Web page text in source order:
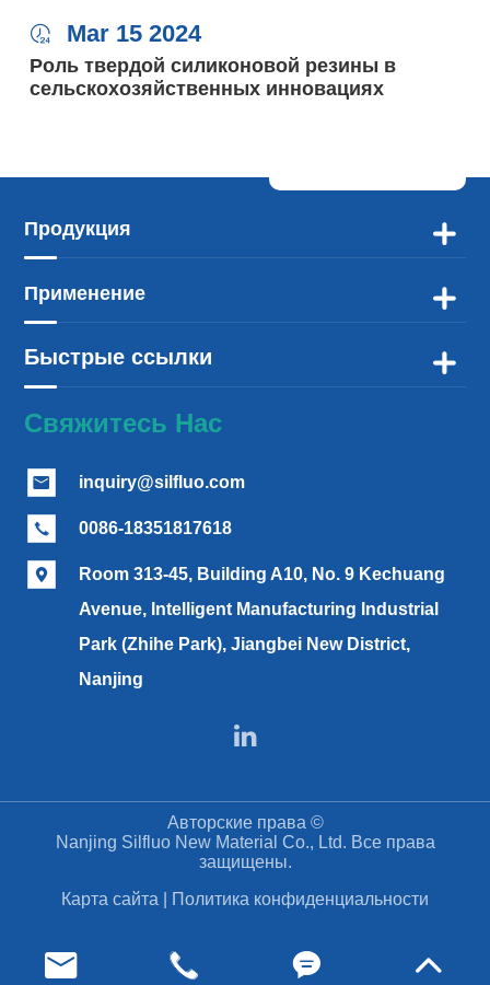
 Mar 15 2024
Роль твердой силиконовой резины в
сельскохозяйственных инновациях
Продукция 
Применение 
Быстрые ссылки 
Свяжитесь Нас
 inquiry@silfluo.com
 0086-18351817618

Room 313-45, Building A10, No. 9 Kechuang
Avenue, Intelligent Manufacturing Industrial
Park (Zhihe Park), Jiangbei New District,
Nanjing

Авторские права ©
Nanjing Silfluo New Material Co., Ltd. Все права
защищены.
Карта сайта
Политика конфиденциальности
   